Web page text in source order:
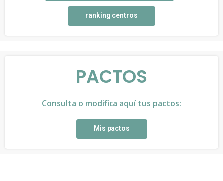
ranking centros
PACTOS
Consulta o modifica aquí tus pactos:
Mis pactos